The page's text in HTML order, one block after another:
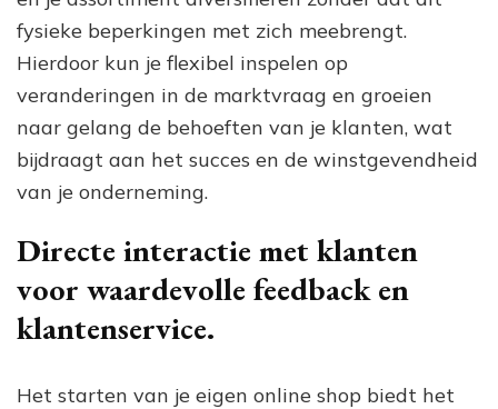
fysieke beperkingen met zich meebrengt.
Hierdoor kun je flexibel inspelen op
veranderingen in de marktvraag en groeien
naar gelang de behoeften van je klanten, wat
bijdraagt aan het succes en de winstgevendheid
van je onderneming.
Directe interactie met klanten
voor waardevolle feedback en
klantenservice.
Het starten van je eigen online shop biedt het